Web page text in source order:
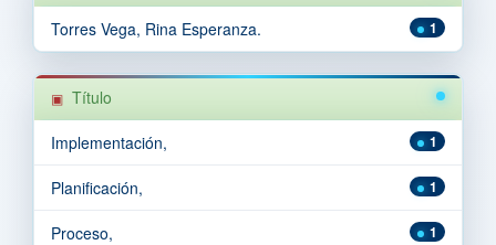
1
Torres Vega, Rina Esperanza.
Título
1
Implementación,
1
Planificación,
1
Proceso,